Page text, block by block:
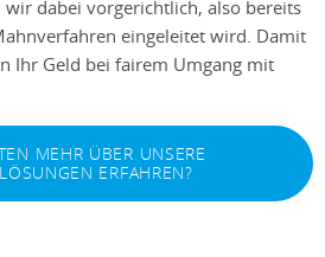
dabei vorgerichtlich, also bereits
eingeleitet wird. Damit
Ihr Geld bei fairem Umgang mit
MEHR ÜBER UNSERE
ERFAHREN?